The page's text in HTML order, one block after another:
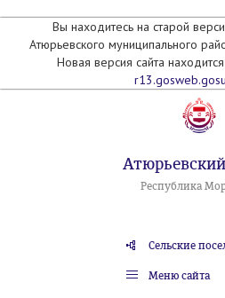
Вы находитесь на старой
Атюрьевского муниципального
Новая версия сайта
Республика
Сельские
Меню сайта